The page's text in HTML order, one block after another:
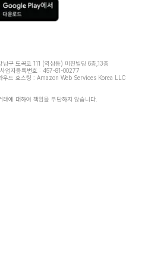
남구 도곡로 111 (역삼동) 미진빌딩 6층,13층
사업자등록번호 : 457-81-00277
우드 호스팅 : Amazon Web Services Korea LLC
에 대하여 책임을 부담하지 않습니다.